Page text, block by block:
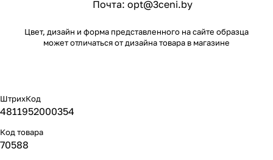
Почта: opt@3ceni.by
Цвет, дизайн и форма представленного на сайте образца
может отличаться от дизайна товара в магазине
ШтрихКод
4811952000354
Код товара
70588